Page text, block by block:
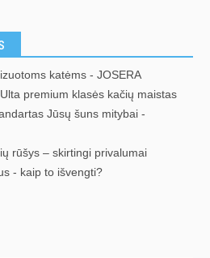
katėms - JOSERA
premium klasės kačių maistas
Jūsų šuns mitybai -
rūšys – skirtingi privalumai
- kaip to išvengti?